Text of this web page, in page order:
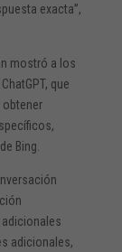
exacta”,
mostró a los
que
Bing.
adicionales
adicionales,